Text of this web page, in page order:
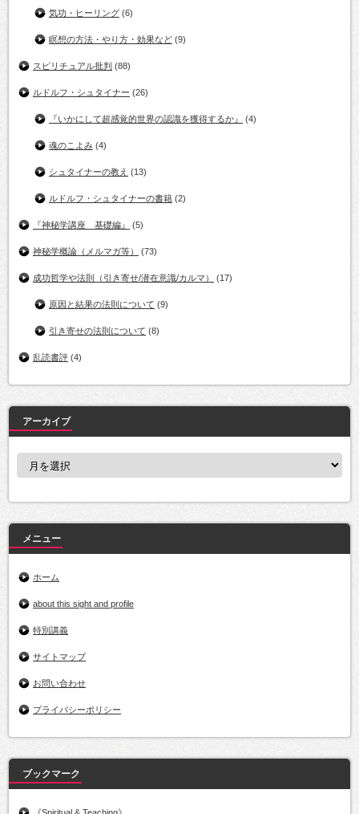
気功・ヒーリング (6)
瞑想の方法・やり方・効果など (9)
スピリチュアル批判 (88)
ルドルフ・シュタイナー (26)
『いかにして超感覚的世界の認識を獲得するか』 (4)
魂のこよみ (4)
シュタイナーの教え (13)
ルドルフ・シュタイナーの書籍 (2)
『神秘学講座 基礎編』 (5)
神秘学概論（メルマガ等） (73)
成功哲学や法則（引き寄せ/潜在意識/カルマ） (17)
原因と結果の法則について (9)
引き寄せの法則について (8)
乱読書評 (4)
アーカイブ
ア
ブ
メニュー
ホーム
about this sight and profile
特別講義
サイトマップ
お問い合わせ
プライバシーポリシー
ブックマーク